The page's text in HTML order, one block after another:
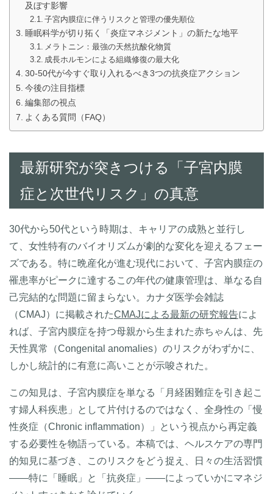
及ぼす影響
子宮内膜症に伴うリスクと管理の優先順位
睡眠科学が切り拓く「炎症マネジメント」の新たな地平
メラトニン：最強の天然抗酸化物質
成長ホルモンによる組織修復の最大化
30-50代が今すぐ取り入れるべき3つの抗炎症アクション
今後の注目指標
編集部の視点
よくある質問（FAQ）
最新研究が突きつける「子宮内膜
症と次世代リスク」の真意
30代から50代という時期は、キャリアの成熟と並行し
て、女性特有のバイオリズムが劇的な変化を迎えるフェー
ズである。特に晩産化が進む現代において、子宮内膜症の
罹患率がピークに達するこの年代の健康管理は、単なる自
己完結的な問題に留まらない。カナダ医学会雑誌
（CMAJ）に掲載されたCMAJによる最新の研究報告によ
れば、子宮内膜症を持つ母親から生まれた赤ちゃんは、先
天性異常（Congenital anomalies）のリスクがわずかに、
しかし統計的に有意に高いことが示唆された。
この知見は、子宮内膜症を単なる「月経困難症を引き起こ
す婦人科疾患」として片付けるのではなく、全身性の「慢
性炎症（Chronic inflammation）」という視点から再定義
する必要性を物語っている。本稿では、ヘルスケアの専門
的知見に基づき、このリスクをどう捉え、日々の生活習慣
――特に「睡眠」と「抗炎症」――によっていかにマネジ